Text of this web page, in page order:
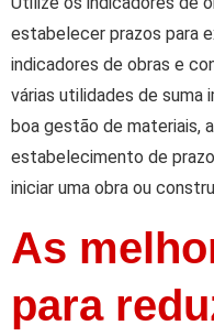
estabelecer prazos para
indicadores de obras e
várias utilidades de suma
boa gestão de materiais,
estabelecimento de
iniciar uma obra ou
As
para